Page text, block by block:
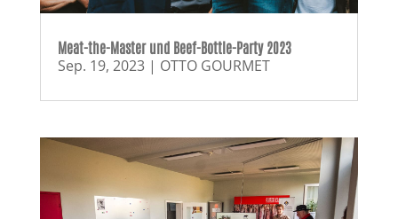
Meat-the-Master und Beef-Bottle-Party 2023
Sep. 19, 2023| OTTO GOURMET